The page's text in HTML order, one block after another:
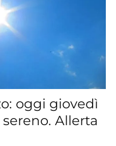
oggi giovedì
Allerta